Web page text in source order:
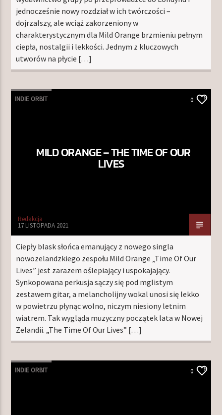
jednocześnie nowy rozdział w ich twórczości –
dojrzalszy, ale wciąż zakorzeniony w
charakterystycznym dla Mild Orange brzmieniu pełnym
ciepła, nostalgii i lekkości. Jednym z kluczowych
utworów na płycie […]
INDIE ORBIT 0
MILD ORANGE – THE TIME OF OUR
LIVES
Redakcja
17 LISTOPADA 2021
Ciepły blask słońca emanujący z nowego singla
nowozelandzkiego zespołu Mild Orange „Time Of Our
Lives” jest zarazem oślepiający i uspokajający.
Synkopowana perkusja sączy się pod mglistym
zestawem gitar, a melancholijny wokal unosi się lekko
w powietrzu płynąc wolno, niczym niesiony letnim
wiatrem. Tak wygląda muzyczny początek lata w Nowej
Zelandii. „The Time Of Our Lives” […]
INDIE ORBIT 0